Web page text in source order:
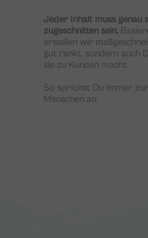
Jeder Inhalt muss genau
zugeschnitten sein.
erstellen wir
gut rankt, sondern auch
sie zu Kunden macht.
So sprichst Du immer
Menschen an.